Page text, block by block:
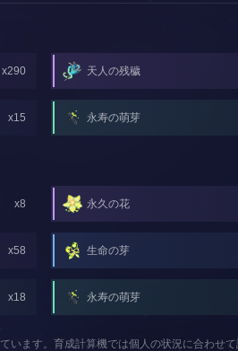
x290 天人の残穢
x15 永寿の萌芽
x8 永久の花
x58 生命の芽
x18 永寿の萌芽
ます。育成計算機では個人の状況に合わせて